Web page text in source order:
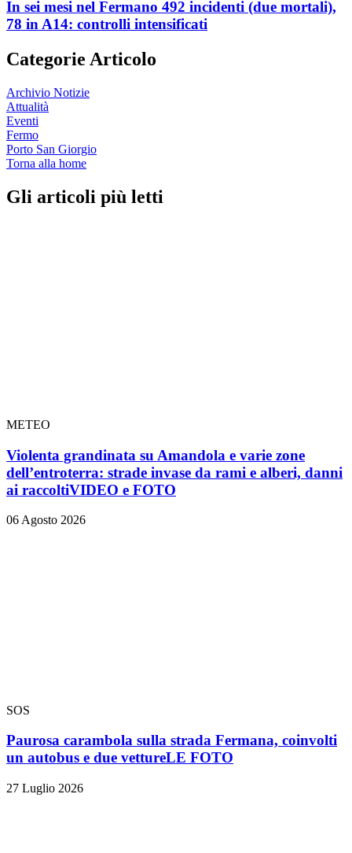
In sei mesi nel Fermano 492 incidenti (due mortali),
78 in A14: controlli intensificati
Categorie Articolo
Archivio Notizie
Attualità
Eventi
Fermo
Porto San Giorgio
Torna alla home
Gli articoli più letti
METEO
Violenta grandinata su Amandola e varie zone
dell’entroterra: strade invase da rami e alberi, danni
ai raccoltiVIDEO e FOTO
06 Agosto 2026
SOS
Paurosa carambola sulla strada Fermana, coinvolti
un autobus e due vettureLE FOTO
27 Luglio 2026